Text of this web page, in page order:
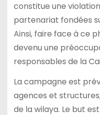
constitue une
partenariat fondées
Ainsi, faire face à ce
devenu une
responsables de la
La campagne est
agences et
de la wilaya. Le but